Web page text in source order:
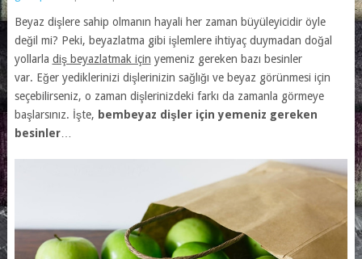
Beyaz dişlere sahip olmanın hayali her zaman büyüleyicidir öyle
değil mi? Peki, beyazlatma gibi işlemlere ihtiyaç duymadan doğal
yollarla diş beyazlatmak için yemeniz gereken bazı besinler
var. Eğer yediklerinizi dişlerinizin sağlığı ve beyaz görünmesi için
seçebilirseniz, o zaman dişlerinizdeki farkı da zamanla görmeye
başlarsınız. İşte, bembeyaz dişler için yemeniz gereken
besinler…